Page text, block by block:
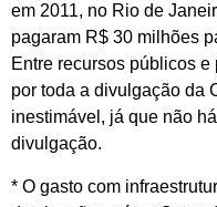
em 2011, no Rio de
pagaram R$ 30 milhões
Entre recursos públicos
por toda a divulgação da
inestimável, já que não
divulgação.
* O gasto com